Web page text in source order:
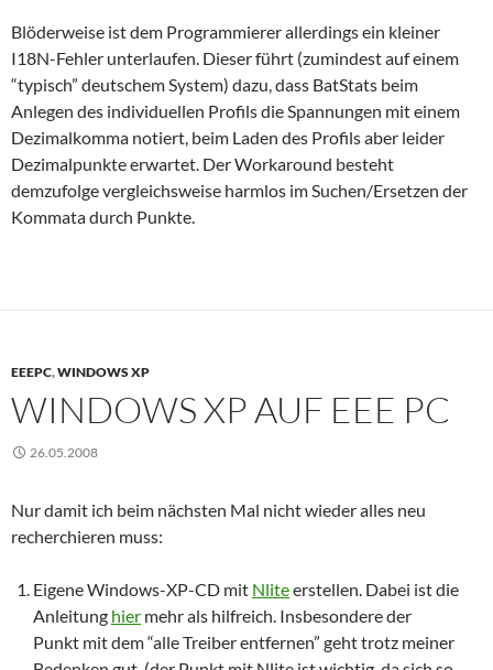
Blöderweise ist dem Programmierer allerdings ein kleiner
I18N-Fehler unterlaufen. Dieser führt (zumindest auf einem
“typisch” deutschem System) dazu, dass BatStats beim
Anlegen des individuellen Profils die Spannungen mit einem
Dezimalkomma notiert, beim Laden des Profils aber leider
Dezimalpunkte erwartet. Der Workaround besteht
demzufolge vergleichsweise harmlos im Suchen/Ersetzen der
Kommata durch Punkte.
EEEPC,WINDOWS XP
WINDOWS XP AUF EEE PC
26.05.2008
Nur damit ich beim nächsten Mal nicht wieder alles neu
recherchieren muss:
Eigene Windows-XP-CD mit Nliteerstellen. Dabei ist die
Anleitung hier mehr als hilfreich. Insbesondere der
Punkt mit dem “alle Treiber entfernen” geht trotz meiner